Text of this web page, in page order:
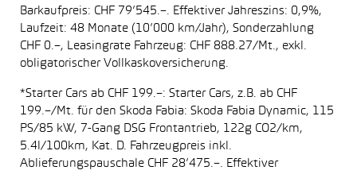
Barkaufpreis: CHF 79’545.–. Effektiver Jahreszins: 0,9%,
Laufzeit: 48 Monate (10’000 km/Jahr), Sonderzahlung
CHF 0.–, Leasingrate Fahrzeug: CHF 888.27/Mt., exkl.
obligatorischer Vollkaskoversicherung.
*Starter Cars ab CHF 199.–: Starter Cars, z.B. ab CHF
199.–/Mt. für den Skoda Fabia: Skoda Fabia Dynamic, 115
PS/85 kW, 7-Gang DSG Frontantrieb, 122g CO2/km,
5.4l/100km, Kat. D. Fahrzeugpreis inkl.
Ablieferungspauschale CHF 28’475.–. Effektiver